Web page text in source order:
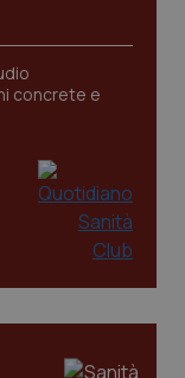
concrete e